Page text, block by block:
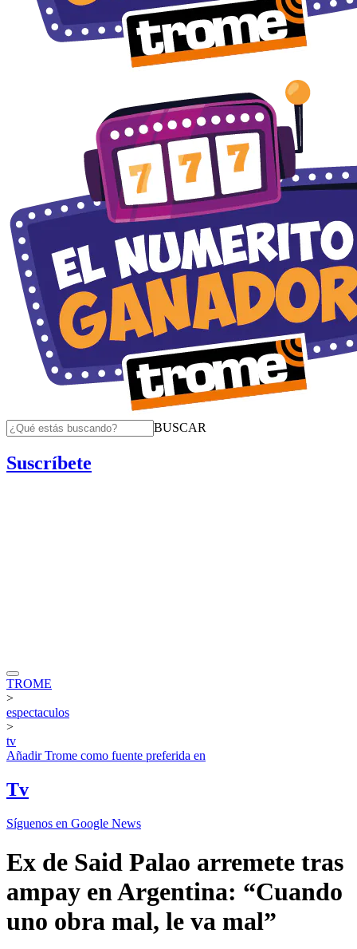
BUSCAR
Suscríbete
TROME
>
espectaculos
>
tv
AñadirTrome como fuente preferida en
Tv
Síguenos en Google News
Ex de Said Palao arremete tras
ampay en Argentina: “Cuando
uno obra mal, le va mal”